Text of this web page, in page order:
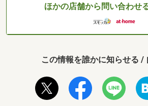
ほかの店舗から問い合わせ
この情報を誰かに知らせる /